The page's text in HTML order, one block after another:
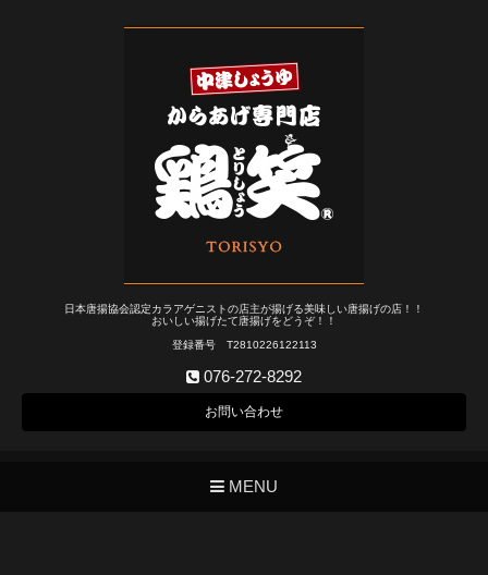
日本唐揚協会認定カラアゲニストの店主が揚げる美味しい唐揚げの店！！
おいしい揚げたて唐揚げをどうぞ！！
登録番号 T2810226122113
076-272-8292
お問い合わせ
MENU